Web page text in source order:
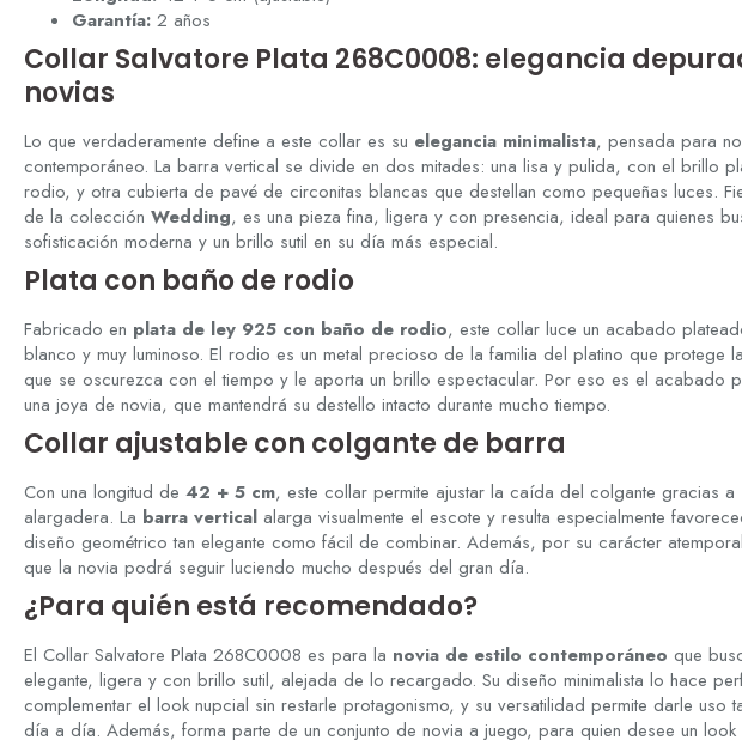
Garantía: 2 años
Collar Salvatore Plata 268C0008: elegancia
novias
Lo que verdaderamente define a este collar es su elegancia minimalista, pensada para
contemporáneo. La barra vertical se divide en dos mitades: una lisa y pulida, con el brillo
rodio, y otra cubierta de pavé de circonitas blancas que destellan como pequeñas luces.
de la colección Wedding, es una pieza fina, ligera y con presencia, ideal para quienes
sofisticación moderna y un brillo sutil en su día más especial.
Plata con baño de rodio
Fabricado en plata de ley 925 con baño de rodio, este collar luce un acabado
blanco y muy luminoso. El rodio es un metal precioso de la familia del platino que protege
que se oscurezca con el tiempo y le aporta un brillo espectacular. Por eso es el acabado
una joya de novia, que mantendrá su destello intacto durante mucho tiempo.
Collar ajustable con colgante de barra
Con una longitud de 42 + 5 cm, este collar permite ajustar la caída del colgante gracias a
alargadera. La barra vertical alarga visualmente el escote y resulta especialmente
diseño geométrico tan elegante como fácil de combinar. Además, por su carácter
que la novia podrá seguir luciendo mucho después del gran día.
¿Para quién está recomendado?
El Collar Salvatore Plata 268C0008 es para la novia de estilo contemporáneo que
elegante, ligera y con brillo sutil, alejada de lo recargado. Su diseño minimalista lo hace
complementar el look nupcial sin restarle protagonismo, y su versatilidad permite darle uso
día a día. Además, forma parte de un conjunto de novia a juego, para quien desee un look